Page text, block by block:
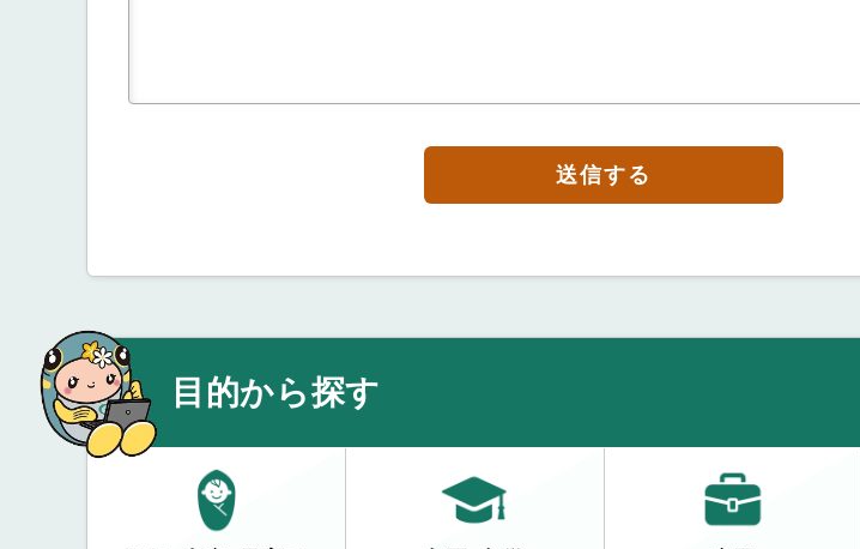
送信する
目的から探す